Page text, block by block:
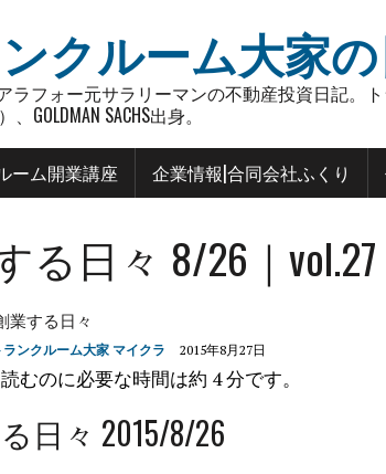
ンクルーム大家
ラフォー元サラリーマンの不動産投資日記。
GOLDMAN SACHS出身。
ーム開業講座 企業情報|合同会社ふくり
る日々 8/26｜vol.27
業する日々
ランクルーム大家 マイクラ 2015年8月27日
むのに必要な時間は約 4 分です。
日々 2015/8/26